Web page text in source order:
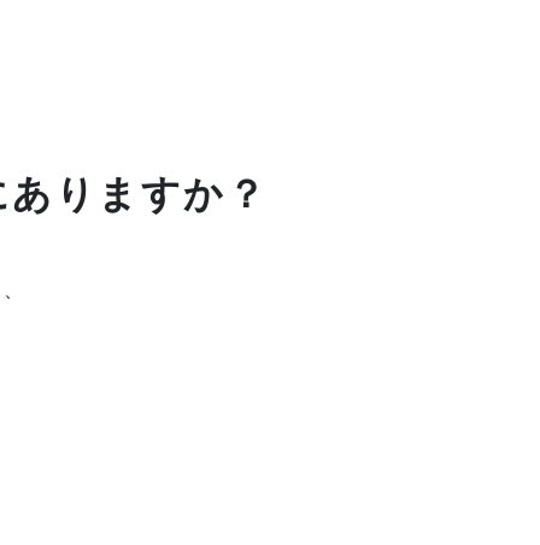
りますか？